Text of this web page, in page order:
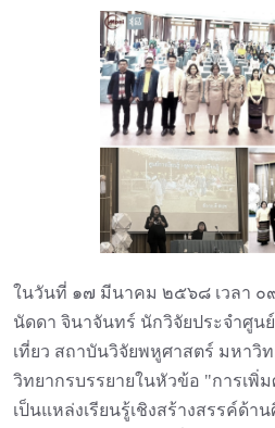
ในวันที่ ๑๗ มีนาคม ๒๕๖๘ เวลา ๐
นัดดา จินาจันทร์ นักวิจัยประจำศูน
เที่ยว สถาบันวิจัยพหูศาสตร์ มหาวิ
วิทยากรบรรยายในหัวข้อ "การเพิ่
เป็นแหล่งเรียนรู้เชิงสร้างสรรค์ด้